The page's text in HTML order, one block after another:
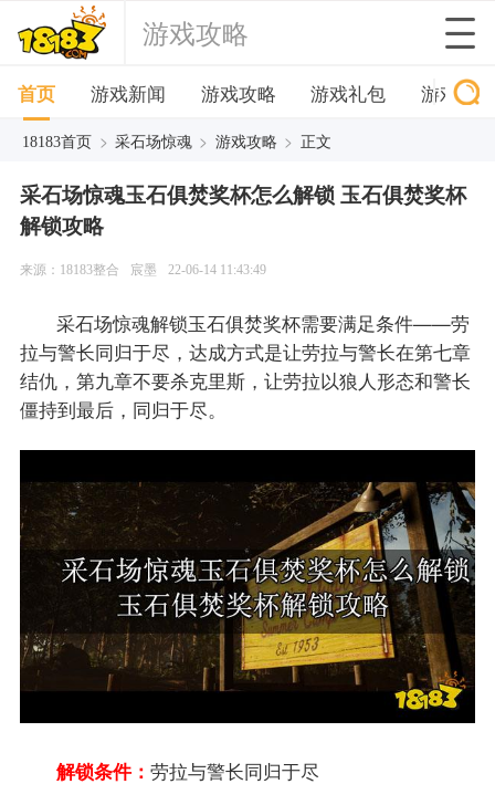
游戏攻略
首页 游戏新闻 游戏攻略 游戏礼包 游戏下
18183首页 > 采石场惊魂 > 游戏攻略 > 正文
采石场惊魂玉石俱焚奖杯怎么解锁 玉石俱焚奖杯
解锁攻略
来源：18183整合 宸墨 22-06-14 11:43:49
采石场惊魂解锁玉石俱焚奖杯需要满足条件——劳
拉与警长同归于尽，达成方式是让劳拉与警长在第七章
结仇，第九章不要杀克里斯，让劳拉以狼人形态和警长
僵持到最后，同归于尽。
解锁条件：劳拉与警长同归于尽